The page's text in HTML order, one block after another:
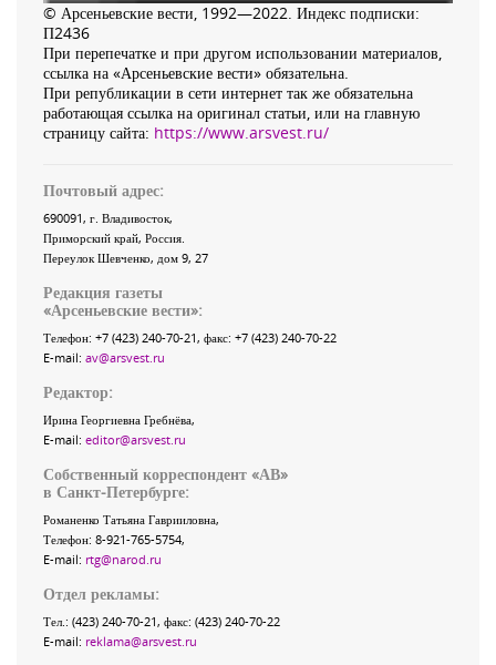
© Арсеньевские вести, 1992—2022. Индекс подписки:
П2436
При перепечатке и при другом использовании материалов,
ссылка на «Арсеньевские вести» обязательна.
При републикации в сети интернет так же обязательна
работающая ссылка на оригинал статьи, или на главную
страницу сайта: https://www.arsvest.ru/
Почтовый адрес:
690091, г. Владивосток,
Приморский край, Россия
Переулок Шевченко, дом 9, 27
Редакция газеты
«Арсеньевские вести»:
Телефон: +7 (423) 240-70-21, факс: +7 (423) 240-70-22
E-mail: av@arsvest.ru
Редактор:
Ирина Георгиевна Гребнёва,
E-mail: editor@arsvest.ru
Собственный корреспондент «АВ»
в Санкт-Петербурге:
Романенко Татьяна Гаврииловна,
Телефон: 8-921-765-5754,
E-mail: rtg@narod.ru
Отдел рекламы:
Тел.: (423) 240-70-21, факс: (423) 240-70-22
E-mail: reklama@arsvest.ru